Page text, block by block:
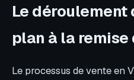
Le déroulement
plan à la remise
Le processus de vente en